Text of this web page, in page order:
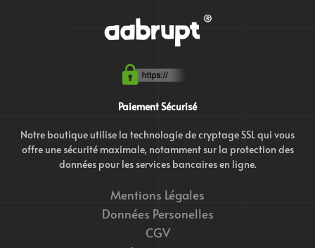
Paiement Sécurisé
Notre boutique utilise la technologie de cryptage SSL qui vous
offre une sécurité maximale, notamment sur la protection des
données pour les services bancaires en ligne.
Mentions Légales
Données Personelles
CGV